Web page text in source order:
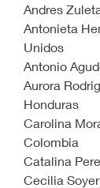
Andres
Antonieta
Unidos
Antonio
Aurora
Honduras
Carolina
Colombia
Catalina
Cecilia